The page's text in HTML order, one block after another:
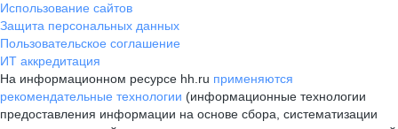
Использование сайтов
Защита персональных данных
Пользовательское соглашение
ИТ аккредитация
На информационном ресурсе hh.ru применяются
рекомендательные технологии (информационные технологии
предоставления информации на основе сбора, систематизации